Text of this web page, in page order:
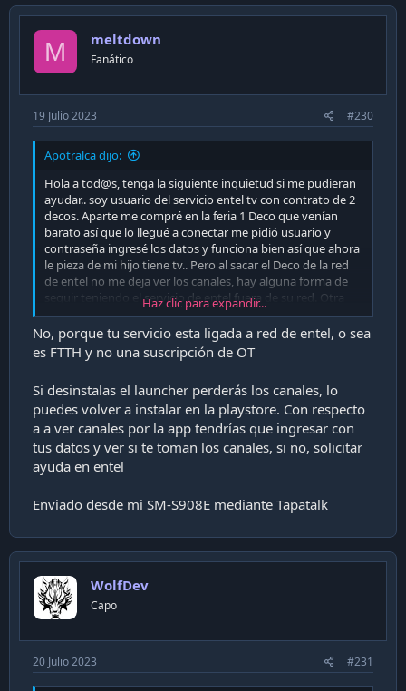
M meltdown
Fanático
19 Julio 2023 #230
Apotralca dijo:
Hola a tod@s, tenga la siguiente inquietud si me pudieran
ayudar.. soy usuario del servicio entel tv con contrato de 2
decos. Aparte me compré en la feria 1 Deco que venían
barato así que lo llegué a conectar me pidió usuario y
contraseña ingresé los datos y funciona bien así que ahora
le pieza de mi hijo tiene tv.. Pero al sacar el Deco de la red
de entel no me deja ver los canales, hay alguna forma de
seguir teniendo el servicio de entel fuera de su red. Otra
pregunta si le cambio al launcher se pierden los canales se
entel o si se le puede bajar la aplicación móvil de entel.
Gracias..
Haz clic para expandir...
No, porque tu servicio esta ligada a red de entel, o sea
es FTTH y no una suscripción de OT
Si desinstalas el launcher perderás los canales, lo
puedes volver a instalar en la playstore. Con respecto
a a ver canales por la app tendrías que ingresar con
tus datos y ver si te toman los canales, si no, solicitar
ayuda en entel
Enviado desde mi SM-S908E mediante Tapatalk
WolfDev
Capo
20 Julio 2023 #231